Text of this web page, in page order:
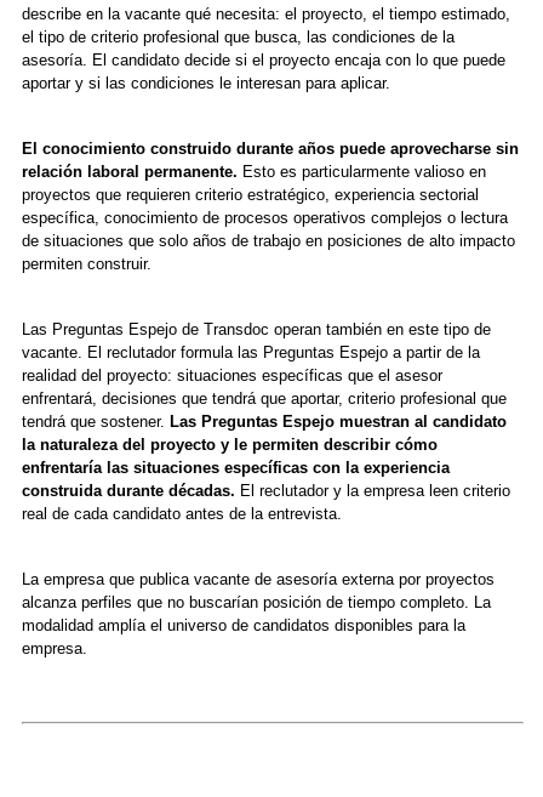
describe en la vacante qué necesita: el proyecto, el tiempo estimado,
el tipo de criterio profesional que busca, las condiciones de la
asesoría. El candidato decide si el proyecto encaja con lo que puede
aportar y si las condiciones le interesan para aplicar.
El conocimiento construido durante años puede aprovecharse sin
relación laboral permanente. Esto es particularmente valioso en
proyectos que requieren criterio estratégico, experiencia sectorial
específica, conocimiento de procesos operativos complejos o lectura
de situaciones que solo años de trabajo en posiciones de alto impacto
permiten construir.
Las Preguntas Espejo de Transdoc operan también en este tipo de
vacante. El reclutador formula las Preguntas Espejo a partir de la
realidad del proyecto: situaciones específicas que el asesor
enfrentará, decisiones que tendrá que aportar, criterio profesional que
tendrá que sostener. Las Preguntas Espejo muestran al candidato
la naturaleza del proyecto y le permiten describir cómo
enfrentaría las situaciones específicas con la experiencia
construida durante décadas. El reclutador y la empresa leen criterio
real de cada candidato antes de la entrevista.
La empresa que publica vacante de asesoría externa por proyectos
alcanza perfiles que no buscarían posición de tiempo completo. La
modalidad amplía el universo de candidatos disponibles para la
empresa.